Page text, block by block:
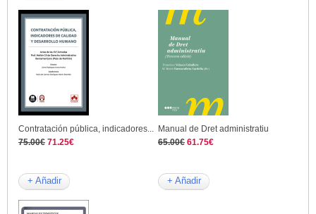
Contratación pública, indicadores...
75.00€ 71.25€
+ Añadir
Manual de Dret administratiu
65.00€ 61.75€
+ Añadir